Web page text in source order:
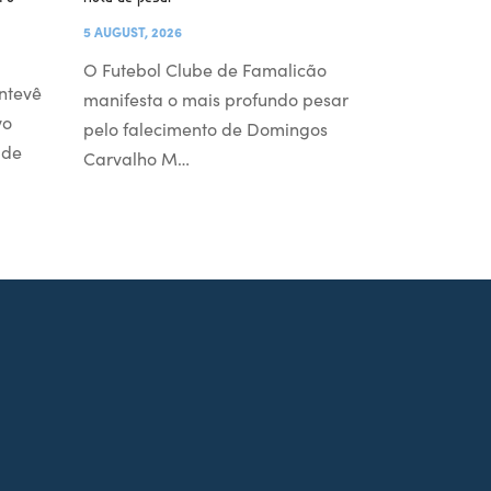
5 AUGUST, 2026
O Futebol Clube de Famalicão
manifesta o mais profundo pesar
pelo falecimento de Domingos
Carvalho M…